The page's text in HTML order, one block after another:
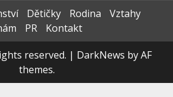
Dětičky Rodina
Vztahy
PR
Kontakt
reserved. | DarkNews by AF
themes.